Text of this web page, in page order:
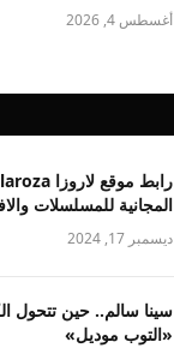
أغسطس 4, 2026
المجانية للمسلسلات
ديسمبر 17, 2024
سينا سالم.. حين تتحول
«التوب موديل»